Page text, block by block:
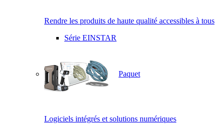
Rendre les produits de haute qualité accessibles à tous
Série EINSTAR
Paquet
Logiciels intégrés et solutions numériques